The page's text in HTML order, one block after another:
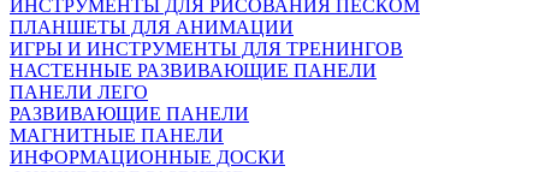
ИНСТРУМЕНТЫ ДЛЯ РИСОВАНИЯ ПЕСКОМ
ПЛАНШЕТЫ ДЛЯ АНИМАЦИИ
ИГРЫ И ИНСТРУМЕНТЫ ДЛЯ ТРЕНИНГОВ
НАСТЕННЫЕ РАЗВИВАЮЩИЕ ПАНЕЛИ
ПАНЕЛИ ЛЕГО
РАЗВИВАЮЩИЕ ПАНЕЛИ
МАГНИТНЫЕ ПАНЕЛИ
ИНФОРМАЦИОННЫЕ ДОСКИ